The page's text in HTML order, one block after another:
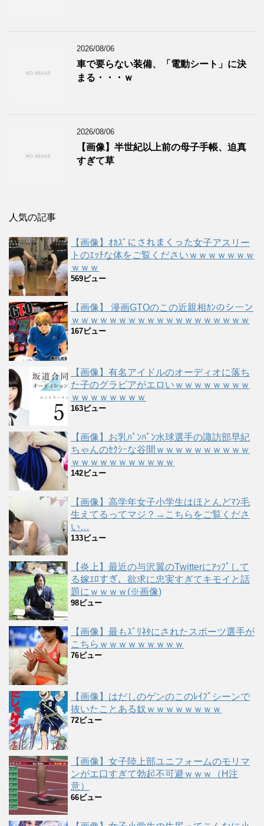
2026/08/06
車で要らない装備、「電動シート」に決
まる・・・ｗ
2026/08/06
【画像】半世紀以上前の母子手帳、迫真
すぎて草
人気の記事
【画像】ｵｶｽﾞにされまくった女子アスリー
トのｴｯﾁな体をご覧くださいｗｗｗｗｗｗｗ
ｗｗｗ
569ビュー
【画像】 漫画GTOのこの近親相ｶﾝのシーン
ｗｗｗｗｗｗｗｗｗｗｗｗｗｗｗｗｗｗｗ
167ビュー
【画像】有名アイドルのオーディオに落ち
た子のグラビアがエロいｗｗｗｗｗｗｗｗ
ｗｗｗｗｗｗｗｗ
163ビュー
【画像】お乳ﾊﾟﾝﾊﾟﾝ水球選手の諏訪部早紀
ちゃんのｾｸｼｰな谷間ｗｗｗｗｗｗｗｗｗｗ
ｗｗｗｗｗｗｗｗｗｗｗ
142ビュー
【画像】高学年女子小学生はほとんどﾏﾝ毛
生えてるってマジ？→こちらをご覧くださ
い…
133ビュー
【炎上】最近の与沢翼のTwitterにｱｯﾌﾟして
る嫁ｴﾛすぎ、欲求に忠実すぎてキモイと話
題にｗｗｗｗ(※画像)
98ビュー
【画像】最もｽﾞﾘﾈﾀにされたスポーツ選手が
こちらｗｗｗｗｗｗｗｗｗ
76ビュー
【画像】はだしのゲンのこのﾚｲﾌﾟシーンで
抜いたことある奴ｗｗｗｗｗｗｗｗ
72ビュー
【画像】女子陸上部ユニフォームのモリマ
ンがエ口すぎて勃起不可避ｗｗｗ（H注
意）
66ビュー